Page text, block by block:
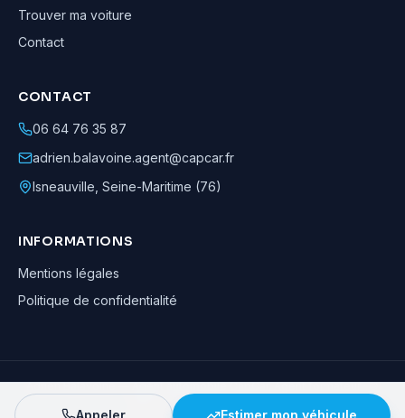
Trouver ma voiture
Contact
CONTACT
06 64 76 35 87
adrien.balavoine.agent@capcar.fr
Isneauville Seine-Maritime (76)
INFORMATIONS
Mentions légales
Politique de confidentialité
Adrien Balavoine—Agent automobile CapCar, Agent formateur· ©
· Tous droits réservés
Appeler Estimer mon véhicule